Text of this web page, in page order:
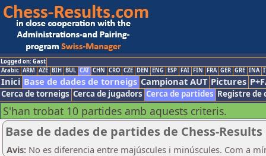
Logged on: Gast
Arabic ARM AZE BIH BUL CAT CHN CRO CZE DEN ENG ESP FAI FIN FRA GER GRE INA
Inici Base de dades de torneigs Campionat AUT Pictures
Cerca de torneigs Cerca de jugadors Cerca de partides Registre de
S'han trobat 10 partides amb aquests criteris.
Base de dades de partides de Chess-Results
Avis: No es diferencia entre majúscules i minúscules. Com a